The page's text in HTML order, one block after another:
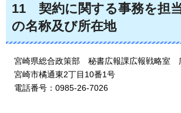
11 契約に関する事務を担
の名称及び所在地
宮崎県総合政策部 秘書広報課広報戦略室
宮崎市橘通東2丁目10番1号
電話番号：0985-26-7026